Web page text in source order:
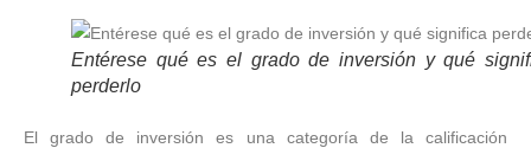
Entérese qué es el grado de inversión y qué
perderlo
El grado de inversión es una categoría de la calificación